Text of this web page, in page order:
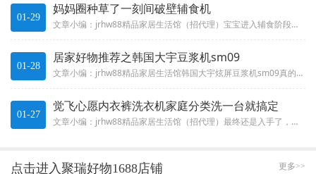
01-29
妈妈圈种草了一刻间破壁辅食机
文章小编：jrhw88精品家居生活馆（招代理）宝宝进入辅食阶段后?? 作为手残党妈妈简直欲哭无泪 还好在妈妈圈种草了一刻...
01-28
居家好物推荐之韩国大宇豆浆机sm09
文章小编：jrhw88精品家居生活馆韩国大宇炫屏豆浆机sm09真的是美貌与实力并存1大宇这款还有隔音罩 就算早晨打也不吵...
01-27
觉飞心愿内衣裤洗衣机家庭分类洗一台就搞定
文章小编：jrhw88精品家居生活馆（招代理）最终还是入手了，现在已经用了一个月了，我觉得还是很值的 他家是无孔内袋没有...
更多>>
点击进入聚瑞好物1688店铺